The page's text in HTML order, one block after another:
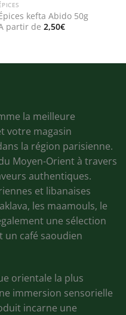
kefta Abido 50g
partir de 2,50€
la meilleure
votre magasin
la région parisienne.
Moyen-Orient à travers
authentiques.
et libanaises
les maamouls, le
une sélection
un café saoudien
orientale la plus
immersion sensorielle
incarne une